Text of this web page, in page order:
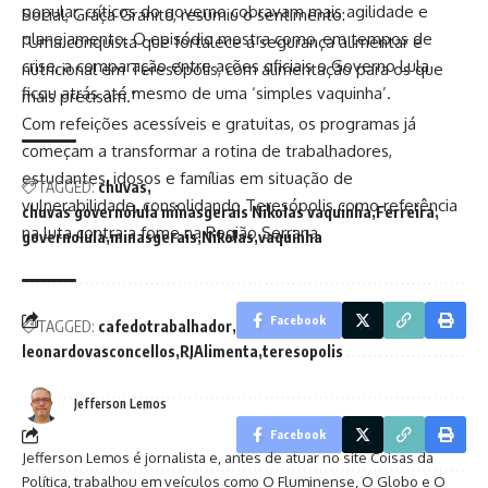
Social, Graça Granito, resumiu o sentimento:
“Uma conquista que fortalece a segurança alimentar e
nutricional em Teresópolis, com alimentação para os que
mais precisam.”
Com refeições acessíveis e gratuitas, os programas já
começam a transformar a rotina de trabalhadores,
estudantes, idosos e famílias em situação de
vulnerabilidade, consolidando Teresópolis como referência
na luta contra a fome na Região Serrana.
TAGGED: cafedotrabalhador
governorj
leonardovasconcellos RJAlimenta teresopolis
Facebook
popular, críticos do governo cobravam mais agilidade e
planejamento. O episódio mostra como, em tempos de
crise, a comparação entre ações oficiais o Governo Lula
ficou atrás até mesmo de uma ‘simples vaquinha’.
TAGGED: chuvas
chuvas governolula minasgerais Nikolas vaquinha Ferreira
governolula minasgerais Nikolas vaquinha
Facebook
Jefferson Lemos
Jefferson Lemos é jornalista e, antes de atuar no site Coisas da
Política, trabalhou em veículos como O Fluminense, O Globo e O